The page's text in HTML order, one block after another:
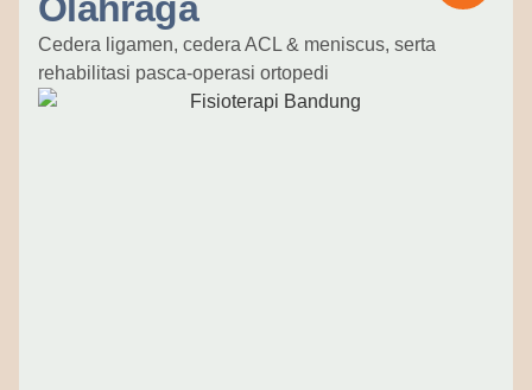
Olahraga
Cedera ligamen, cedera ACL & meniscus, serta
rehabilitasi pasca-operasi ortopedi